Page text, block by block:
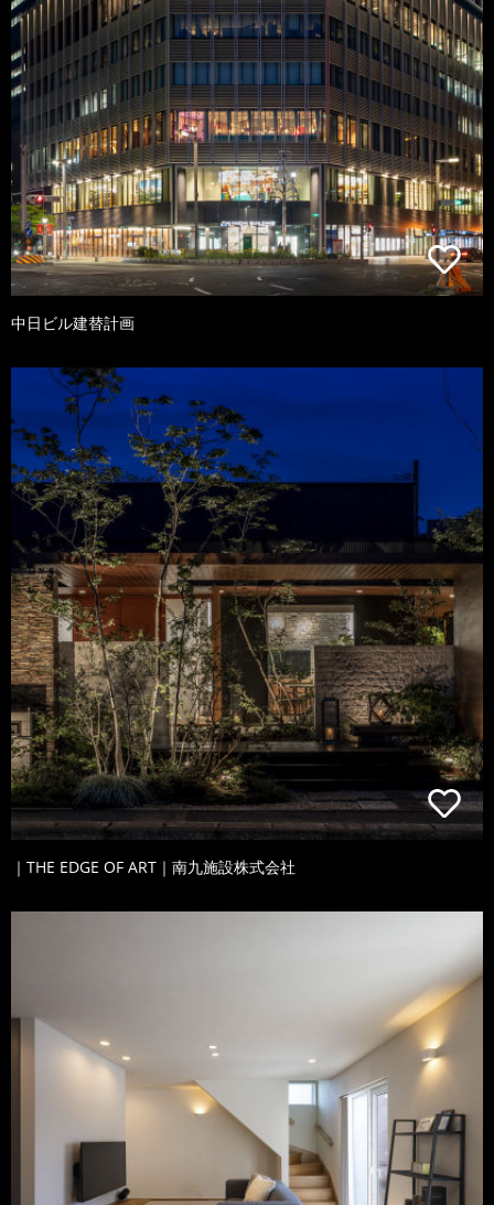
中日ビル建替計画
｜THE EDGE OF ART｜南九施設株式会社